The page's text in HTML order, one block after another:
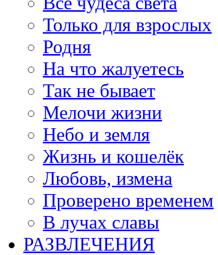
Только для взрослых
Родня
На что жалуетесь
Так не бывает
Мелочи жизни
Небо и земля
Жизнь и кошелёк
Любовь, измена
Проверено временем
В лучах славы
РАЗВЛЕЧЕНИЯ